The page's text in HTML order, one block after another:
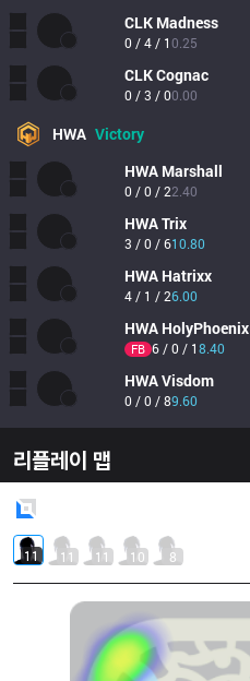
CLK Madness
0 / 4 / 10.25
CLKCognac
0 / 3 / 00.00
HWA Victory
HWA Marshall
0 / 0 / 22.40
HWATrix
3 / 0 / 610.80
HWA Hatrixx
4 / 1 / 26.00
HWA HolyPhoenix
FB 6 / 0 / 18.40
HWAVisdom
0 / 0 / 89.60
리플레이 맵
11 11 11 10 8